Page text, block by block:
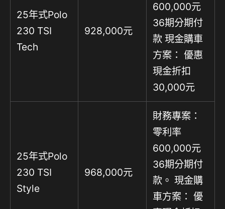
25年式Polo
230 TSI
Tech
928,000元
600,000元
36期分期付
款 現金購車
方案： 優惠
現金折扣
30,000元
25年式Polo
230 TSI
Style
968,000元
財務專案：
零利率
600,000元
36期分期付
款。 現金購
車方案： 優